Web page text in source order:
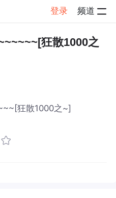
登录 频道
狂散1000之
狂散1000之~]